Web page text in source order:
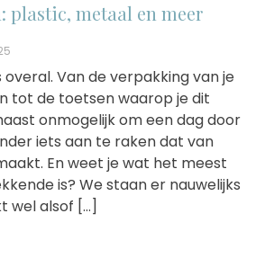
plastic, metaal en meer
overal. Van de verpakking van je
tot de toetsen waarop je dit
onmogelijk om een dag door
iets aan te raken dat van
En weet je wat het meest
is? We staan er nauwelijks
wel alsof […]